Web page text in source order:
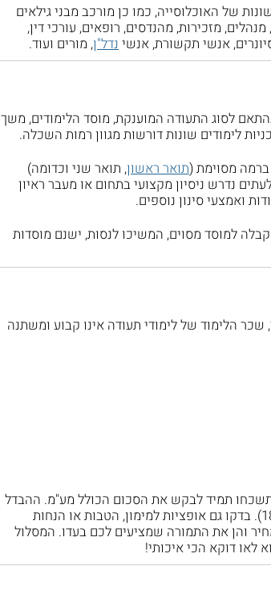
של האוכלוסייה, כמו כן מורכב מבני גילאים
מזכירות, מהנדסים, רופאים, עורכי דין,
אנשי תקשורת, אנשי נדל"ן, מורים ועוד.
לסוג התעודה המוענקת, מוסד הלימודים, משך
לימודים שונות דורשות מגוון רמות השכלה.
מסוימת (תואר ראשון, תואר שני וכדומה)
נדרש ניסיון מקצועי בתחום או מעבר ראיון
ואמצעי סינון נוספים.
למוסד מסוים, המשיכו לנסות, ישנם מוסדות
הלימוד של לימודי תעודה אינו קבוע ומשתנה
תשכחו תמיד לבקש את הסכום הכולל מע"מ. ההבדל
בין לפני מע"מ ואחרי מע"מ הוא משמעותי ביותר (18%). בדקו גם אופציות למימון, הטבות או הנחות
והן את התמורה שמציעים לכם בעדו. המסלול
לאו דוקא הכי איכותי!